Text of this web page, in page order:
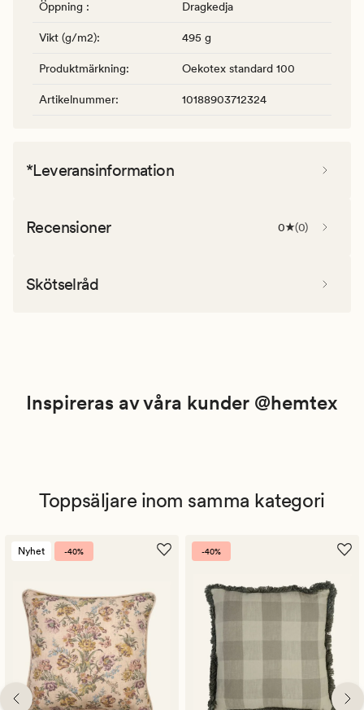
Öppning : Dragkedja
Vikt (g/m2): 495 g
Produktmärkning: Oekotex standard 100
Artikelnummer: 10188903712324
*Leveransinformation
Recensioner 0 (0)
Skötselråd
Inspireras av våra kunder @hemtex
Toppsäljare inom samma kategori
Nyhet -40% -40%